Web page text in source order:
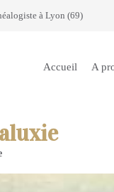
à Lyon (69)
Accueil A